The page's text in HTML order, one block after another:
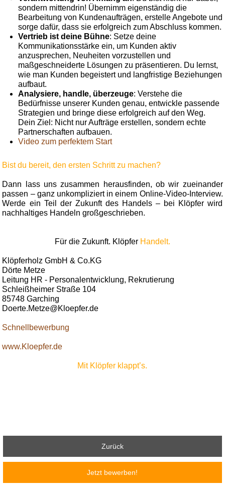
sondern mittendrin! Übernimm eigenständig die
Bearbeitung von Kundenaufträgen, erstelle Angebote und
sorge dafür, dass sie erfolgreich zum Abschluss kommen.
Vertrieb ist deine Bühne: Setze deine
Kommunikationsstärke ein, um Kunden aktiv
anzusprechen, Neuheiten vorzustellen und
maßgeschneiderte Lösungen zu präsentieren. Du lernst,
wie man Kunden begeistert und langfristige Beziehungen
aufbaut.
Analysiere, handle, überzeuge: Verstehe die
Bedürfnisse unserer Kunden genau, entwickle passende
Strategien und bringe diese erfolgreich auf den Weg.
Dein Ziel: Nicht nur Aufträge erstellen, sondern echte
Partnerschaften aufbauen.
Video zum perfektem Start
Bist du bereit, den ersten Schritt zu machen?
Dann lass uns zusammen herausfinden, ob wir zueinander
passen – ganz unkompliziert in einem Online-Video-Interview.
Werde ein Teil der Zukunft des Handels – bei Klöpfer wird
nachhaltiges Handeln großgeschrieben.
Für die Zukunft. Klöpfer Handelt.
Klöpferholz GmbH & Co.KG
Dörte Metze
Leitung HR - Personalentwicklung, Rekrutierung
Schleißheimer Straße 104
85748 Garching
Doerte.Metze@Kloepfer.de
Schnellbewerbung
www.Kloepfer.de
Mit Klöpfer klappt’s.
Zurück
Jetzt bewerben!